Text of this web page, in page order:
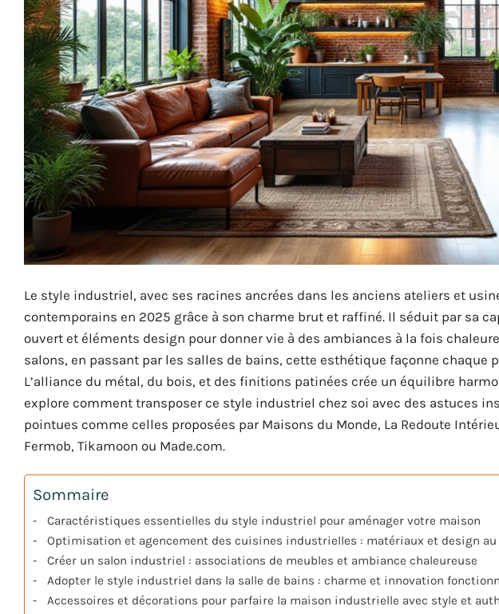
Le style industriel, avec ses racines ancrées dans les anciens ateliers et
contemporains en 2025 grâce à son charme brut et raffiné. Il séduit par sa
ouvert et éléments design pour donner vie à des ambiances à la fois
salons, en passant par les salles de bains, cette esthétique façonne chaque
L’alliance du métal, du bois, et des finitions patinées crée un équilibre
explore comment transposer ce style industriel chez soi avec des astuces
pointues comme celles proposées par Maisons du Monde, La Redoute
Fermob, Tikamoon ou Made.com.
Sommaire
Caractéristiques essentielles du style industriel pour aménager votre maison
Optimisation et agencement des cuisines industrielles : matériaux et design
Créer un salon industriel : associations de meubles et ambiance chaleureuse
Adopter le style industriel dans la salle de bains : charme et innovation
Accessoires et décorations pour parfaire la maison industrielle avec style et